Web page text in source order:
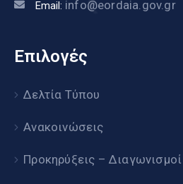
Email: info@eordaia.gov.gr
Επιλογές
Δελτία Τύπου
Ανακοινώσεις
Προκηρύξεις – Διαγωνισμοί